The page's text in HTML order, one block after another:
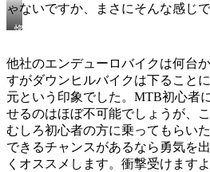
ゃないですか、まさにそんな感じで
惚
ち
ま
っ
た
な
ぁ
他社のエンデューロバイクは何台
すがダウンヒルバイクは下ること
元という印象でした。MTB初心者
せるのはほぼ不可能でしょうが、
むしろ初心者の方に乗ってもらい
できるチャンスがあるなら勇気を
くオススメします。衝撃受けますよ